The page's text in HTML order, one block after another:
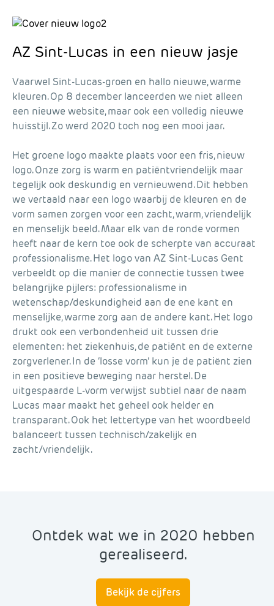
AZ Sint-Lucas in een nieuw jasje
Vaarwel Sint-Lucas-groen en hallo nieuwe, warme
kleuren. Op 8 december lanceerden we niet alleen
een nieuwe website, maar ook een volledig nieuwe
huisstijl. Zo werd 2020 toch nog een mooi jaar.
Het groene logo maakte plaats voor een fris, nieuw
logo. Onze zorg is warm en patiëntvriendelijk maar
tegelijk ook deskundig en vernieuwend. Dit hebben
we vertaald naar een logo waarbij de kleuren en de
vorm samen zorgen voor een zacht, warm, vriendelijk
en menselijk beeld. Maar elk van de ronde vormen
heeft naar de kern toe ook de scherpte van accuraat
professionalisme. Het logo van AZ Sint-Lucas Gent
verbeeldt op die manier de connectie tussen twee
belangrijke pijlers: professionalisme in
wetenschap/deskundigheid aan de ene kant en
menselijke, warme zorg aan de andere kant. Het logo
drukt ook een verbondenheid uit tussen drie
elementen: het ziekenhuis, de patiënt en de externe
zorgverlener. In de ‘losse vorm’ kun je de patiënt zien
in een positieve beweging naar herstel. De
uitgespaarde L-vorm verwijst subtiel naar de naam
Lucas maar maakt het geheel ook helder en
transparant. Ook het lettertype van het woordbeeld
balanceert tussen technisch/zakelijk en
zacht/vriendelijk.
Ontdek wat we in 2020 hebben
gerealiseerd.
Bekijk de cijfers